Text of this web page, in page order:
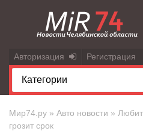
Авторизация Регистрация
Мир74.ру » Авто новости »
грозит срок